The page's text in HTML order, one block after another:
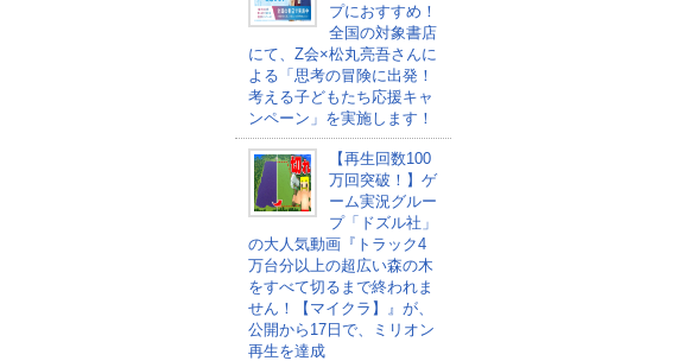
プにおすすめ！
全国の対象書店
にて、Z会×松丸亮吾さんに
よる「思考の冒険に出発！
考える子どもたち応援キャ
ンペーン」を実施します！
【再生回数100
万回突破！】ゲ
ーム実況グルー
プ「ドズル社」
の大人気動画『トラック4
万台分以上の超広い森の木
をすべて切るまで終われま
せん！【マイクラ】』が、
公開から17日で、ミリオン
再生を達成